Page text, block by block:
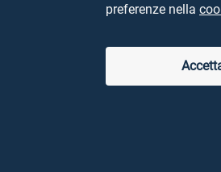
preferenze nella